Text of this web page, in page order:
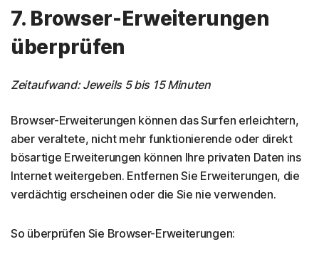
7. Browser-Erweiterungen
überprüfen
Zeitaufwand: Jeweils 5 bis 15 Minuten
Browser-Erweiterungen können das Surfen erleichtern,
aber veraltete, nicht mehr funktionierende oder direkt
bösartige Erweiterungen können Ihre privaten Daten ins
Internet weitergeben. Entfernen Sie Erweiterungen, die
verdächtig erscheinen oder die Sie nie verwenden.
So überprüfen Sie Browser-Erweiterungen: